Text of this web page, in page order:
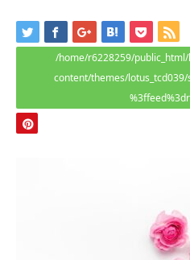
/home/r6228259/
content/themes/lotus_tcd039/